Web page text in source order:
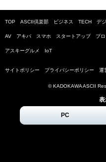
TOP ASCII倶楽部 ビジネス TECH デ
AV アキバ スマホ スタートアップ プ
アスキーグルメ IoT
サイトポリシー プライバシーポリシー 運
© KADOKAWA ASCII
PC